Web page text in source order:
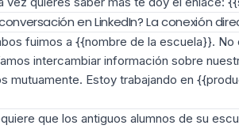
en LinkedIn? La conexión
fuimos a {{nombre de la escuela}}. No
intercambiar información sobre
mutuamente. Estoy trabajando en
que los antiguos alumnos de su